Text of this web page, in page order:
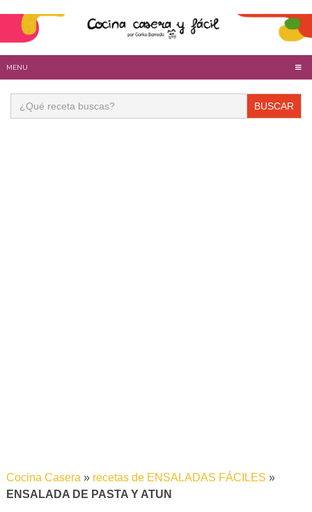
MENU
Buscar:
Cocina Casera» recetas de ENSALADAS FÁCILES »
ENSALADA DE PASTA Y ATUN